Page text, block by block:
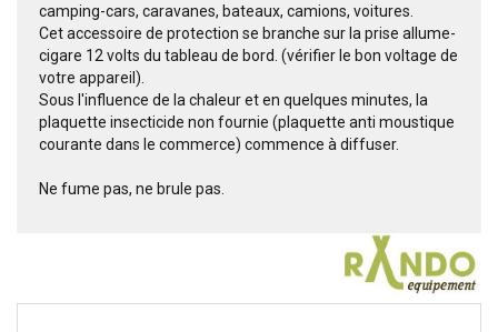
camping-cars, caravanes, bateaux, camions, voitures.
Cet accessoire de protection se branche sur la prise allume-
cigare 12 volts du tableau de bord. (vérifier le bon voltage de
votre appareil).
Sous l'influence de la chaleur et en quelques minutes, la
plaquette insecticide non fournie (plaquette anti moustique
courante dans le commerce) commence à diffuser.
Ne fume pas, ne brule pas.